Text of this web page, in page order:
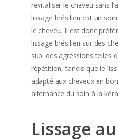
revitaliser le cheveu sans
lissage brésilien est un
le cheveu. Il est donc
lissage brésilien sur des
subi des agressions telles
répétition, tandis que le
adapté aux cheveux en
alternance du soin à la
Lissage